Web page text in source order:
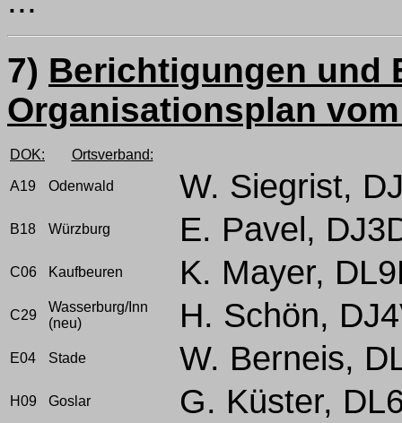
7) Berichtigungen und
Organisationsplan vom
DOK: Ortsverband:
A19 Odenwald W. Siegrist,
B18 Würzburg E. Pavel,
C06 Kaufbeuren K. Mayer,
C29
Wasserburg/Inn
(neu)
H. Schön,
E04 Stade W. Berneis,
H09 Goslar G. Küster,